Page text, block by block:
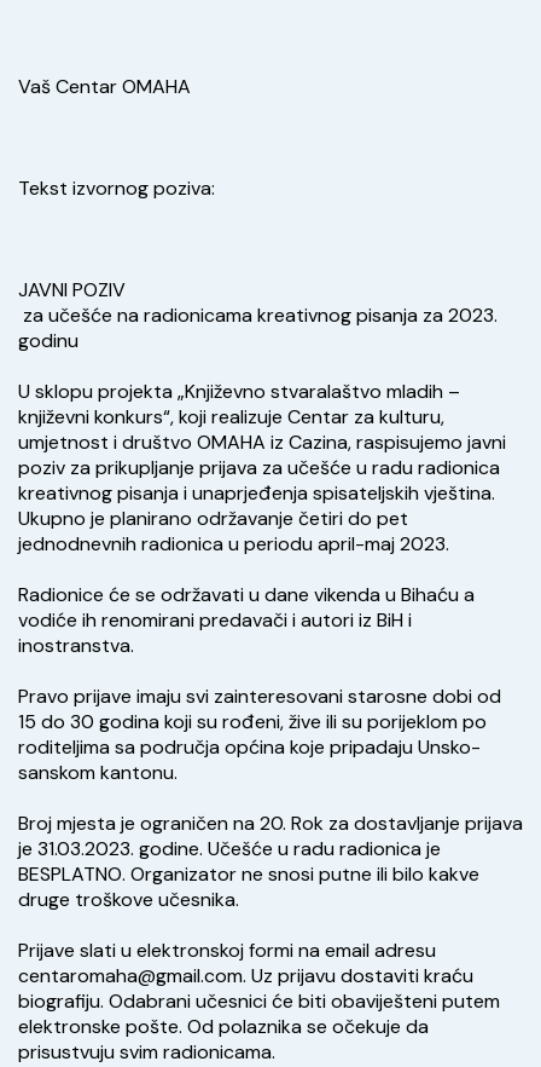
Vaš Centar OMAHA
Tekst izvornog poziva:
JAVNI POZIV
godinu
U sklopu projekta „Književno stvaralaštvo mladih –
književni konkurs“, koji realizuje Centar za kulturu,
umjetnost i društvo OMAHA iz Cazina, raspisujemo javni
poziv za prikupljanje prijava za učešće u radu radionica
kreativnog pisanja i unaprjeđenja spisateljskih vještina.
Ukupno je planirano održavanje četiri do pet
jednodnevnih radionica u periodu april-maj 2023.
Radionice će se održavati u dane vikenda u Bihaću a
vodiće ih renomirani predavači i autori iz BiH i
inostranstva.
Pravo prijave imaju svi zainteresovani starosne dobi od
15 do 30 godina koji su rođeni, žive ili su porijeklom po
roditeljima sa područja općina koje pripadaju Unsko-
sanskom kantonu.
Broj mjesta je ograničen na 20. Rok za dostavljanje prijava
je 31.03.2023. godine. Učešće u radu radionica je
BESPLATNO. Organizator ne snosi putne ili bilo kakve
druge troškove učesnika.
Prijave slati u elektronskoj formi na email adresu
centaromaha@gmail.com. Uz prijavu dostaviti kraću
biografiju. Odabrani učesnici će biti obaviješteni putem
elektronske pošte. Od polaznika se očekuje da
prisustvuju svim radionicama.